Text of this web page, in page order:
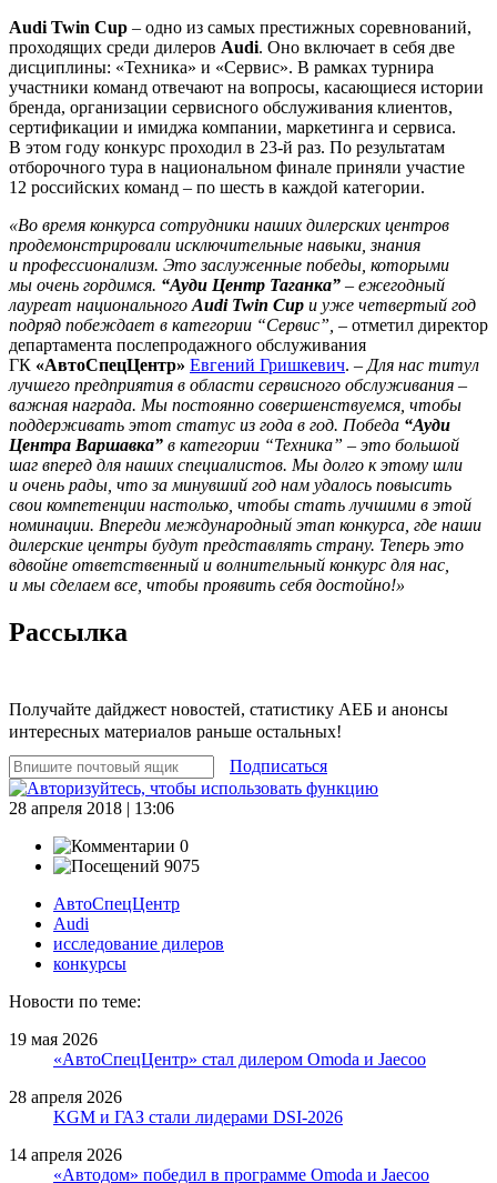
Audi Twin Cup – одно из самых престижных соревнований,
проходящих среди дилеров Audi. Оно включает в себя две
дисциплины: «Техника» и «Сервис». В рамках турнира
участники команд отвечают на вопросы, касающиеся истории
бренда, организации сервисного обслуживания клиентов,
сертификации и имиджа компании, маркетинга и сервиса.
В этом году конкурс проходил в 23-й раз. По результатам
отборочного тура в национальном финале приняли участие
12 российских команд – по шесть в каждой категории.
«Во время конкурса сотрудники наших дилерских центров
продемонстрировали исключительные навыки, знания
и профессионализм. Это заслуженные победы, которыми
мы очень гордимся. “Ауди Центр Таганка” – ежегодный
лауреат национального Audi Twin Cup и уже четвертый год
подряд побеждает в категории “Сервис”, – отметил директор
департамента послепродажного обслуживания
ГК «АвтоСпецЦентр» Евгений Гришкевич. – Для нас титул
лучшего предприятия в области сервисного обслуживания –
важная награда. Мы постоянно совершенствуемся, чтобы
поддерживать этот статус из года в год. Победа “Ауди
Центра Варшавка” в категории “Техника” – это большой
шаг вперед для наших специалистов. Мы долго к этому шли
и очень рады, что за минувший год нам удалось повысить
свои компетенции настолько, чтобы стать лучшими в этой
номинации. Впереди международный этап конкурса, где наши
дилерские центры будут представлять страну. Теперь это
вдвойне ответственный и волнительный конкурс для нас,
и мы сделаем все, чтобы проявить себя достойно!»
Рассылка
Получайте дайджест новостей, статистику АЕБ и анонсы
интересных материалов раньше остальных!
Подписаться
28 апреля 2018 | 13:06
0
9075
АвтоСпецЦентр
Audi
исследование дилеров
конкурсы
Новости по теме:
19 мая 2026
«АвтоСпецЦентр» стал дилером Omoda и Jaecoo
28 апреля 2026
KGM и ГАЗ стали лидерами DSI-2026
14 апреля 2026
«Автодом» победил в программе Omoda и Jaecoo